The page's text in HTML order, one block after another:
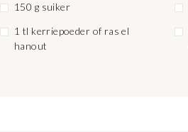
150 g suiker
1 tl kerriepoeder of ras el
hanout